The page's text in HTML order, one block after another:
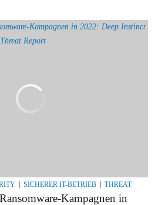
SICHERER IT-BETRIEB THREAT
Kampagnen in